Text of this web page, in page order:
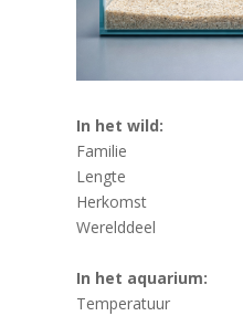
In het wild:
Familie
Lengte
Herkomst
Werelddeel
In het aquarium:
Temperatuur